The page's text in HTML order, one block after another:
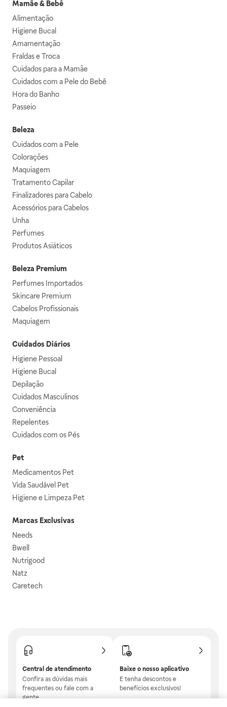
Mamãe & Bebê
Alimentação
Higiene Bucal
Amamentação
Fraldas e Troca
Cuidados para a Mamãe
Cuidados com a Pele do Bebê
Hora do Banho
Passeio
Beleza
Cuidados com a Pele
Colorações
Maquiagem
Tratamento Capilar
Finalizadores para Cabelo
Acessórios para Cabelos
Unha
Perfumes
Produtos Asiáticos
Beleza Premium
Perfumes Importados
Skincare Premium
Cabelos Profissionais
Maquiagem
Cuidados Diários
Higiene Pessoal
Higiene Bucal
Depilação
Cuidados Masculinos
Conveniência
Repelentes
Cuidados com os Pés
Pet
Medicamentos Pet
Vida Saudável Pet
Higiene e Limpeza Pet
Marcas Exclusivas
Needs
Bwell
Nutrigood
Natz
Caretech
Central de atendimento
Confira as dúvidas mais
frequentes ou fale com a
gente.
Baixe o nosso aplicativo
E tenha descontos e
benefícios exclusivos!